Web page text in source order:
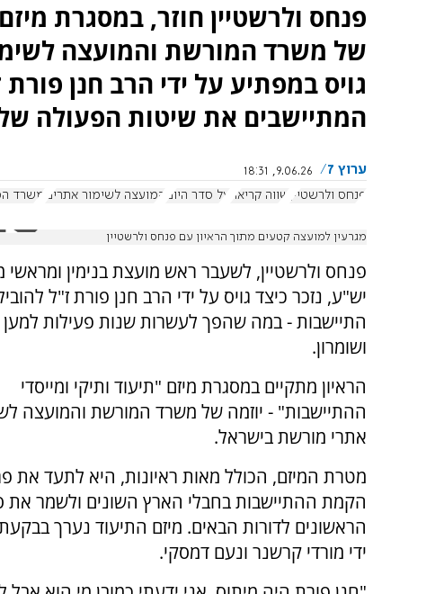
פנחס ולרשטיין חוזר, במסגרת
של משרד המורשת והמועצה
גויס במפתיע על ידי הרב חנן
המתיישבים את שיטות הפעולה
ערוץ 7
9.06.26, 18:31
פנחס ולרשטיין
שווה קריאה על סדר היום המועצה לשימור אתרים משרד
מגרעין למועצה קטעים מתוך הראיון עם פנחס ולרשטיין
פנחס ולרשטיין, לשעבר ראש מועצת בנימין ומראשי
יש"ע, נזכר כיצד גויס על ידי הרב חנן פורת ז"ל
התיישבות - במה שהפך לעשרות שנות פעילות למען
ושומרון.
הראיון מתקיים במסגרת מיזם "תיעוד ותיקי ומייסדי
ההתיישבות" - יוזמה של משרד המורשת והמועצה
אתרי מורשת בישראל.
מטרת המיזם, הכולל מאות ראיונות, היא לתעד את
הקמת ההתיישבות בחבלי הארץ השונים ולשמר את
הראשונים לדורות הבאים. מיזם התיעוד נערך בבקעת
ידי מורדי קרשנר ונעם דמסקי.